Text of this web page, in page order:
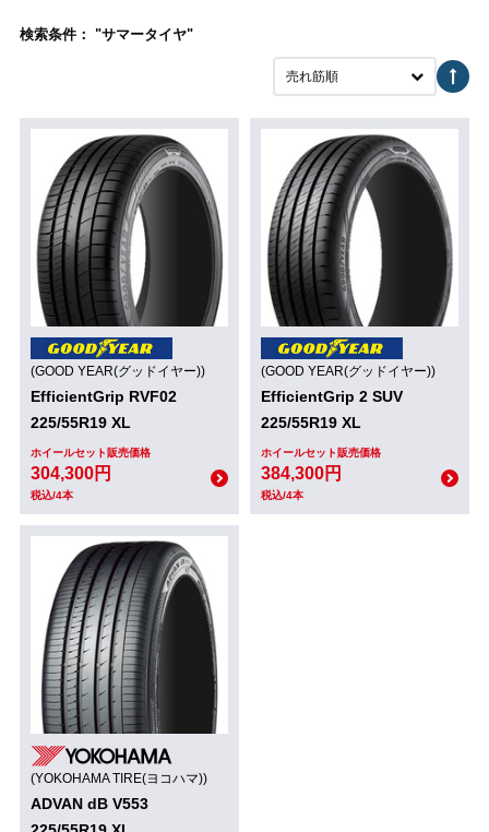
検索条件： "サマータイヤ"
売れ筋順
(GOOD YEAR(グッドイヤー))
EfficientGrip RVF02
225/55R19 XL
ホイールセット販売価格
304,300円
税込/4本
(GOOD YEAR(グッドイヤー))
EfficientGrip 2 SUV
225/55R19 XL
ホイールセット販売価格
384,300円
税込/4本
(YOKOHAMA TIRE(ヨコハマ))
ADVAN dB V553